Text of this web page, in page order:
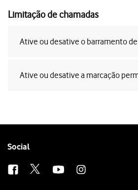
Limitação de chamadas
Ative ou desative o barramento
Ative ou desative a marcação
Follow
Social